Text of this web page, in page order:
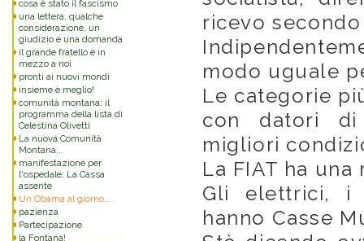
cosa è stato il fascismo
una lettera, qualche
considerazione, un
giudizio e una domanda
il grande fratello è in
mezzo a noi
pronti ai nuovi mondi
insieme è meglio!
comunità montana: il
programma della lista di
Celestina Olivetti
La nuova Comunità
Montana...
manifestazione per
l'ospedale: La Cassa
assente
Un Obama al giorno....
pazienza
Partecipazione
la Fontana!
ricevo
modo uguale
Le categorie
con datori di
migliori
La FIAT ha
Gli elettrici, i
hanno Casse